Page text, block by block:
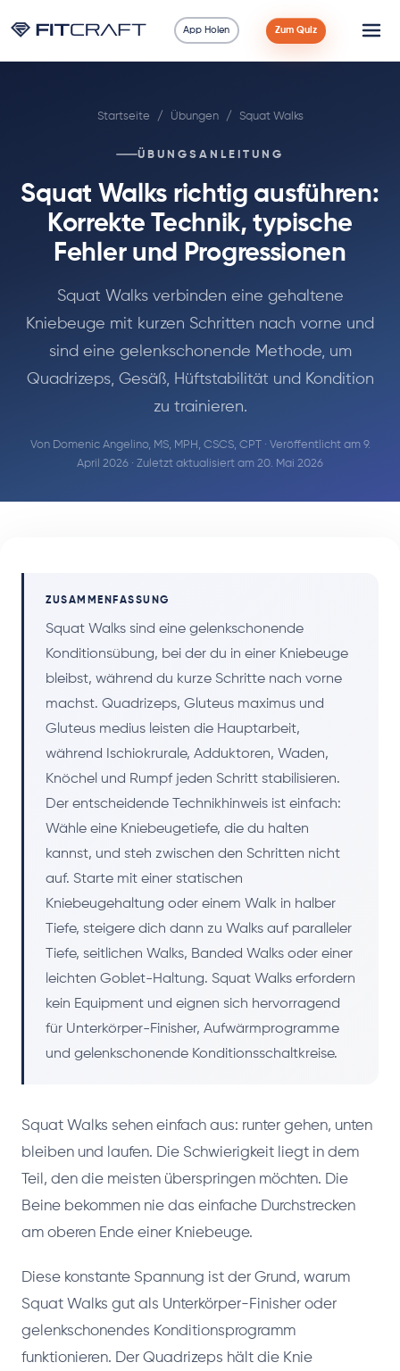
App Holen Zum Quiz
90 Tage
Übungen
Startseite / Übungen / Squat Walks
ÜBUNGSANLEITUNG
Squat Walks richtig ausführen:
Korrekte Technik, typische
Fehler und Progressionen
Squat Walks verbinden eine gehaltene
Kniebeuge mit kurzen Schritten nach vorne und
sind eine gelenkschonende Methode, um
Quadrizeps, Gesäß, Hüftstabilität und Kondition
zu trainieren.
Von Domenic Angelino, MS, MPH, CSCS, CPT· Veröffentlicht am 9.
April 2026 · Zuletzt aktualisiert am 20. Mai 2026
ZUSAMMENFASSUNG
Squat Walks sind eine gelenkschonende
Konditionsübung, bei der du in einer Kniebeuge
bleibst, während du kurze Schritte nach vorne
machst. Quadrizeps, Gluteus maximus und
Gluteus medius leisten die Hauptarbeit,
während Ischiokrurale, Adduktoren, Waden,
Knöchel und Rumpf jeden Schritt stabilisieren.
Der entscheidende Technikhinweis ist einfach:
Wähle eine Kniebeugetiefe, die du halten
kannst, und steh zwischen den Schritten nicht
auf. Starte mit einer statischen
Kniebeugehaltung oder einem Walk in halber
Tiefe, steigere dich dann zu Walks auf paralleler
Tiefe, seitlichen Walks, Banded Walks oder einer
leichten Goblet-Haltung. Squat Walks erfordern
kein Equipment und eignen sich hervorragend
für Unterkörper-Finisher, Aufwärmprogramme
und gelenkschonende Konditionsschaltkreise.
Squat Walks sehen einfach aus: runter gehen, unten
bleiben und laufen. Die Schwierigkeit liegt in dem
Teil, den die meisten überspringen möchten. Die
Beine bekommen nie das einfache Durchstrecken
am oberen Ende einer Kniebeuge.
Diese konstante Spannung ist der Grund, warum
Squat Walks gut als Unterkörper-Finisher oder
gelenkschonendes Konditionsprogramm
funktionieren. Der Quadrizeps hält die Knie